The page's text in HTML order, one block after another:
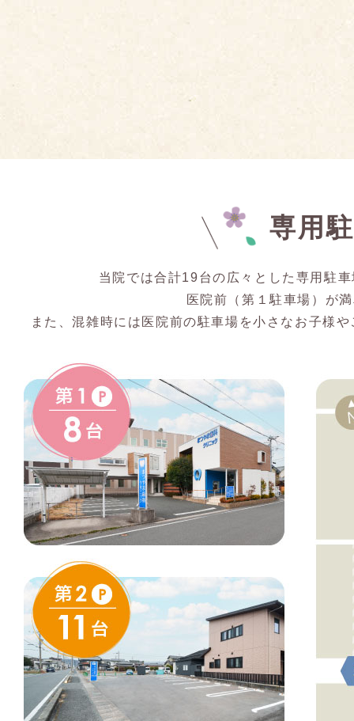
専用
当院では合計19台の広々とした専用駐
医院前（第１駐車場）が
また、混雑時には医院前の駐車場を小さなお子様